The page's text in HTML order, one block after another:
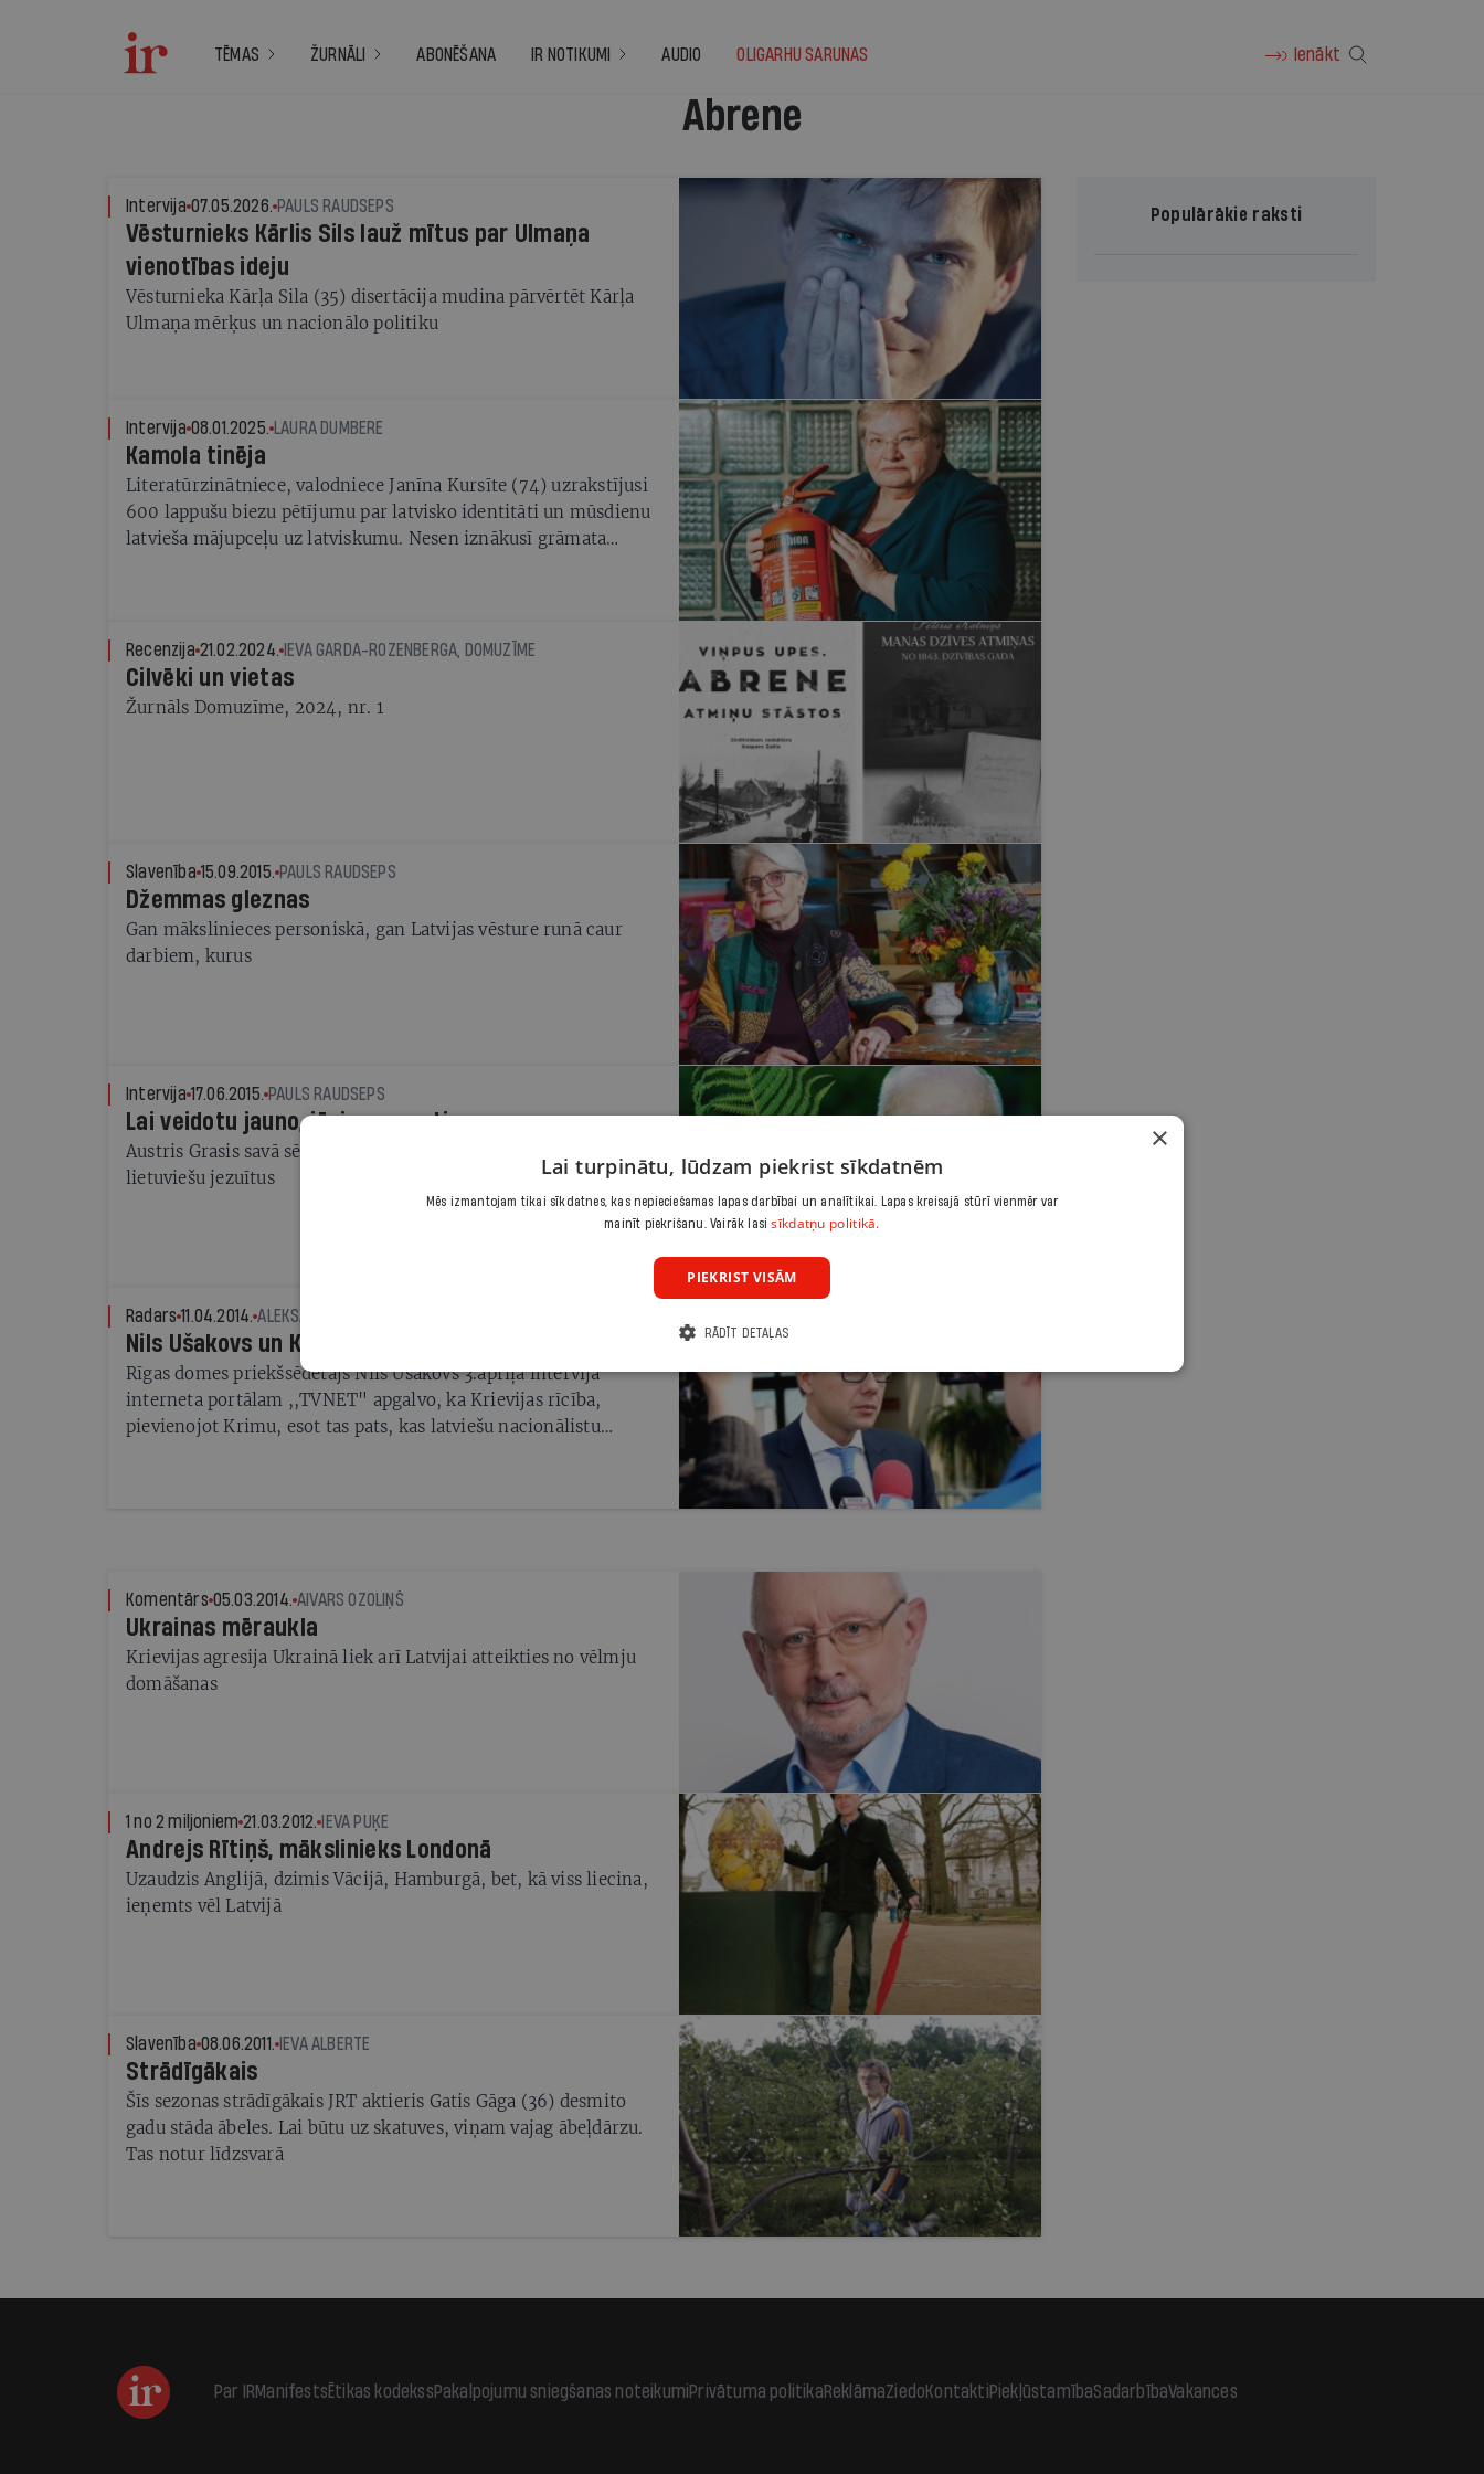
TĒMAS ŽURNĀLI ABONĒŠANA IR NOTIKUMI AUDIO OLIGARHU SARUNAS Ienākt
Abrene
Intervija 07.05.2026. PAULS RAUDSEPS
Vēsturnieks Kārlis Sils lauž mītus par Ulmaņa
vienotības ideju
Vēsturnieka Kārļa Sila (35) disertācija mudina pārvērtēt Kārļa
Ulmaņa mērķus un nacionālo politiku
Intervija 08.01.2025. LAURA DUMBERE
Kamola tinēja
Literatūrzinātniece, valodniece Janīna Kursīte (74) uzrakstījusi
600 lappušu biezu pētījumu par latvisko identitāti un mūsdienu
latvieša mājupceļu uz latviskumu. Nesen iznākusī grāmata
Recenzija 21.02.2024. IEVA GARDA-ROZENBERGA, DOMUZĪME
Cilvēki un vietas
Žurnāls Domuzīme, 2024, nr. 1
Slavenība 15.09.2015. PAULS RAUDSEPS
Džemmas gleznas
Gan mākslinieces personiskā, gan Latvijas vēsture runā caur
darbiem, kurus
Intervija 17.06.2015. PAULS RAUDSEPS
Lai veidotu jauno, jāzina pamati
Austris Grasis savā sētā svin latviskus Jāņus, kas aizrauj pat
lietuviešu jezuītus
Radars 11.04.2014. ALEKSANDRS KIRŠTEINS
Nils Ušakovs un Kremļa imperiālisms
Rīgas domes priekšsēdētājs Nils Ušakovs 3.aprīļa intervijā
interneta portālam ,,TVNET" apgalvo, ka Krievijas rīcība,
pievienojot Krimu, esot tas pats, kas latviešu nacionālistu
Populārākie raksti
Komentārs 05.03.2014. AIVARS OZOLIŅŠ
Ukrainas mēraukla
Krievijas agresija Ukrainā liek arī Latvijai atteikties no vēlmju
domāšanas
1 no 2 miljoniem 21.03.2012. IEVA PUĶE
Andrejs Rītiņš, mākslinieks Londonā
Uzaudzis Anglijā, dzimis Vācijā, Hamburgā, bet, kā viss liecina,
ieņemts vēl Latvijā
Slavenība 08.06.2011. IEVA ALBERTE
Strādīgākais
Šīs sezonas strādīgākais JRT aktieris Gatis Gāga (36) desmito
gadu stāda ābeles. Lai būtu uz skatuves, viņam vajag ābeļdārzu.
Tas notur līdzsvarā
Par IRManifestsĒtikas kodekssPakalpojumu sniegšanas noteikumiPrivātuma politikaReklāmaZiedoKontaktiPiekļūstamībaSadarbībaVakances
×
Lai turpinātu, lūdzam piekrist sīkdatnēm
Mēs izmantojam tikai sīkdatnes, kas nepieciešamas lapas darbībai un analītikai. Lapas kreisajā stūrī vienmēr var
mainīt piekrišanu. Vairāk lasisīkdatņu politikā.
PIEKRIST VISĀM
RĀDĪT DETAĻAS